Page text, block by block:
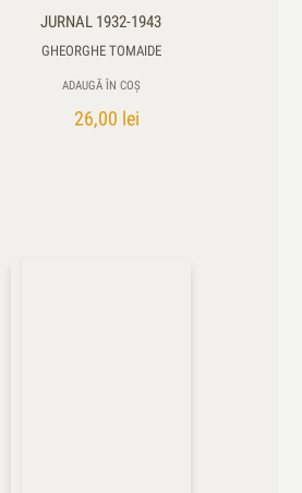
JURNAL 1932-1943
GHEORGHE TOMAIDE
ADAUGĂ ÎN COȘ
26,00 lei